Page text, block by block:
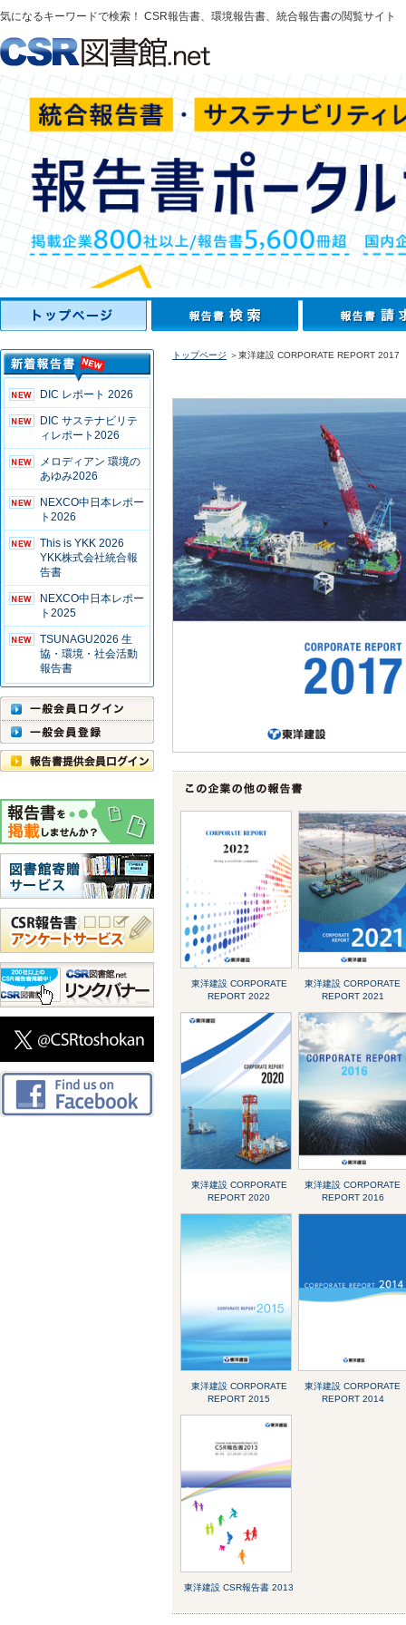
気になるキーワードで検索！ CSR報告書、環境報告書、統合報告書の閲覧サイト
DIC レポート 2026
DIC サステナビリテ
ィレポート2026
メロディアン 環境の
あゆみ2026
NEXCO中日本レポー
ト2026
This is YKK 2026
YKK株式会社統合報
告書
NEXCO中日本レポー
ト2025
TSUNAGU2026 生
協・環境・社会活動
報告書
トップページ ＞東洋建設 CORPORATE REPORT 2017
東洋建設 CORPORATE
REPORT 2022
東洋建設 CORPORATE
REPORT 2021
東洋建設 CORPORATE
REPORT 2020
東洋建設 CORPORATE
REPORT 2016
東洋建設 CORPORATE
REPORT 2015
東洋建設 CORPORATE
REPORT 2014
東洋建設 CSR報告書 2013